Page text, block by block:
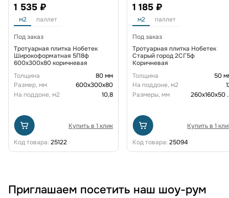
1 535 ₽
м2 паллет
Под заказ
Тротуарная плитка Нобетек
Широкоформатная 5П8ф
600x300x80 коричневая
Толщина
80 мм
Размер, мм
600х300х80
На поддоне, м2
10,8
Купить в 1 клик
Код товара: 25122
1 185 ₽
м2 паллет
Под заказ
Тротуарная плитка Нобетек
Старый город 2СГ5ф
Коричневая
Толщина
50
На поддоне, м2
Размеры, мм
260x160x50
Купить в 1
Код товара: 25094
Приглашаем посетить наш шоу-рум